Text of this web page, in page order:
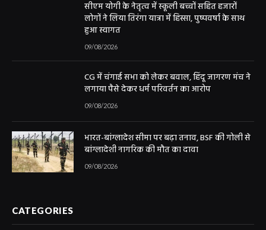
सीएम योगी के नेतृत्व में स्कूली बच्चों सहित हजारों
लोगों ने लिया तिरंगा यात्रा में हिस्सा, पुष्पवर्षा के साथ
हुआ स्वागत
09/08/2026
CG में चंगाई सभा को लेकर बवाल, हिंदू जागरण मंच ने
लगाया पैसे देकर धर्म परिवर्तन का आरोप
09/08/2026
भारत-बांग्लादेश सीमा पर बढ़ा तनाव, BSF की गोली से
बांग्लादेशी नागरिक की मौत का दावा
09/08/2026
CATEGORIES